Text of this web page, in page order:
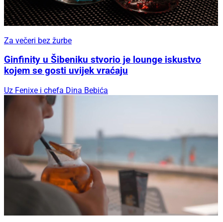
Za večeri bez žurbe
Ginfinity u Šibeniku stvorio je lounge iskustvo
kojem se gosti uvijek vraćaju
Uz Fenixe i chefa Dina Bebića